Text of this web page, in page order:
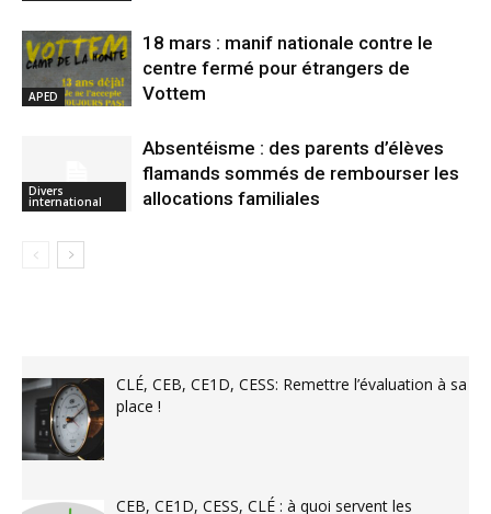
APED
18 mars : manif nationale contre le
centre fermé pour étrangers de
Vottem
Divers
international
Absentéisme : des parents d’élèves
flamands sommés de rembourser les
allocations familiales
CLÉ, CEB, CE1D, CESS: Remettre l’évaluation à sa
place !
CEB, CE1D, CESS, CLÉ : à quoi servent les